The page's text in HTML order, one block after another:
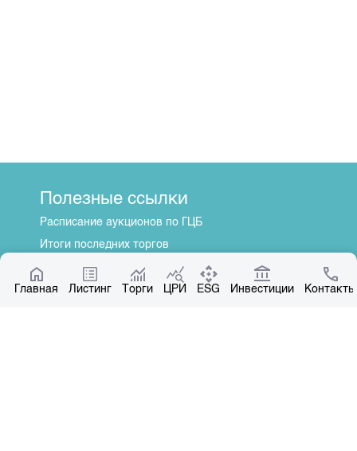
Главная Листинг Торги ЦРИ ESG Инвестиции Контакты
Полезные ссылки
Расписание аукционов по ГЦБ
Итоги последних торгов
Котировки по ЦБ
Центр раскрытия информации